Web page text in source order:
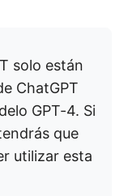
solo están
ChatGPT
GPT-4. Si
que
utilizar esta